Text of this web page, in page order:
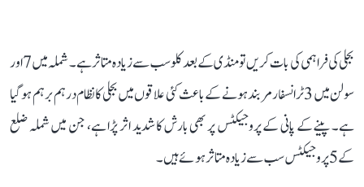
بجلی کی فراہمی کی بات کریں تو منڈی کے بعد کلو سب سے زیادہ متاثر ہے۔ شملہ میں 7 اور
سولن میں 3 ٹرانسفارمر بند ہونے کے باعث کئی علاقوں میں بجلی کا نظام درہم برہم ہو گیا
ہے۔ پینے کے پانی کے پروجیکٹس پر بھی بارش کا شدید اثر پڑا ہے، جن میں شملہ ضلع
کے 5 پروجیکٹس سب سے زیادہ متاثر ہوئے ہیں۔